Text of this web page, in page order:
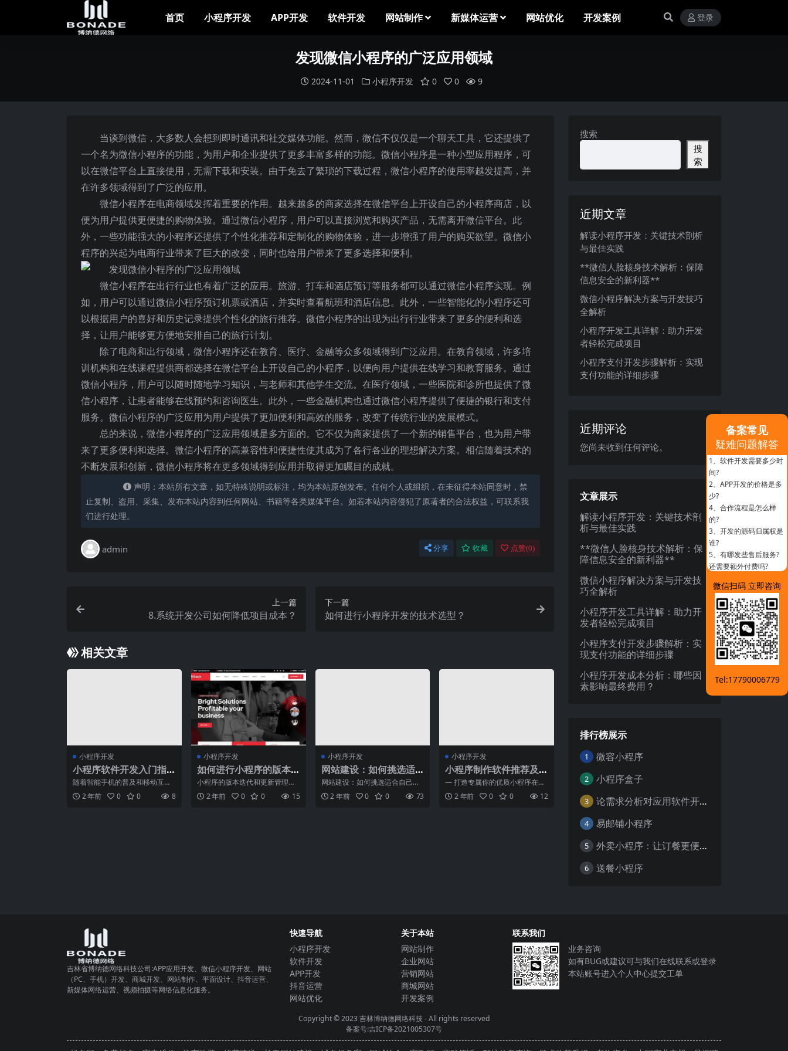
首页 小程序开发 APP开发 软件开发 网站制作 新媒体运营 网站优化 开发案例 登录
发现微信小程序的广泛应用领域
2024-11-01 小程序开发 0 0 9
当谈到微信，大多数人会想到即时通讯和社交媒体功能。然而，微信不仅仅是一个聊天工具，它还提供了
一个名为微信小程序的功能，为用户和企业提供了更多丰富多样的功能。微信小程序是一种小型应用程序，可
以在微信平台上直接使用，无需下载和安装。由于免去了繁琐的下载过程，微信小程序的使用率越发提高，并
在许多领域得到了广泛的应用。
微信小程序在电商领域发挥着重要的作用。越来越多的商家选择在微信平台上开设自己的小程序商店，以
便为用户提供更便捷的购物体验。通过微信小程序，用户可以直接浏览和购买产品，无需离开微信平台。此
外，一些功能强大的小程序还提供了个性化推荐和定制化的购物体验，进一步增强了用户的购买欲望。微信小
程序的兴起为电商行业带来了巨大的改变，同时也给用户带来了更多选择和便利。
微信小程序在出行行业也有着广泛的应用。旅游、打车和酒店预订等服务都可以通过微信小程序实现。例
如，用户可以通过微信小程序预订机票或酒店，并实时查看航班和酒店信息。此外，一些智能化的小程序还可
以根据用户的喜好和历史记录提供个性化的旅行推荐。微信小程序的出现为出行行业带来了更多的便利和选
择，让用户能够更方便地安排自己的旅行计划。
除了电商和出行领域，微信小程序还在教育、医疗、金融等众多领域得到广泛应用。在教育领域，许多培
训机构和在线课程提供商都选择在微信平台上开设自己的小程序，以便向用户提供在线学习和教育服务。通过
微信小程序，用户可以随时随地学习知识，与老师和其他学生交流。在医疗领域，一些医院和诊所也提供了微
信小程序，让患者能够在线预约和咨询医生。此外，一些金融机构也通过微信小程序提供了便捷的银行和支付
服务。微信小程序的广泛应用为用户提供了更加便利和高效的服务，改变了传统行业的发展模式。
总的来说，微信小程序的广泛应用领域是多方面的。它不仅为商家提供了一个新的销售平台，也为用户带
来了更多便利和选择。微信小程序的高兼容性和便捷性使其成为了各行各业的理想解决方案。相信随着技术的
不断发展和创新，微信小程序将在更多领域得到应用并取得更加瞩目的成就。
声明：本站所有文章，如无特殊说明或标注，均为本站原创发布。任何个人或组织，在未征得本站同意时，禁
止复制、盗用、采集、发布本站内容到任何网站、书籍等各类媒体平台。如若本站内容侵犯了原著者的合法权益，可联系我
们进行处理。
admin 分享 收藏 点赞(0)
上一篇
8.系统开发公司如何降低项目成本？
下一篇
如何进行小程序开发的技术选型？
相关文章
小程序开发
小程序软件开发入门指
南
随着智能手机的普及和移动互联
网的发展，小程序已经成为了人
们日常生活中不可或缺的一
2 年前 0 0 8
小程序开发
如何进行小程序的版本
迭代和更新管理
小程序的版本迭代和更新管理如
今，小程序已经成为了移动互联
网时代的一种重要应用形式
2 年前 0 0 15
小程序开发
网站建设：如何挑选适
合自己的公司？
网站建设：如何挑选适合自己的
公司？随着互联网的高速发展，
越来越多的企业和个人意识
2 年前 0 0 73
小程序开发
小程序制作软件推荐及
使用方法
— 打造专属你的优质小程序在移
动互联网时代，小程序已成为企
业和个人展示与推广的重
2 年前 0 0 12
搜索
搜
索
近期文章
解读小程序开发：关键技术剖析
与最佳实践
**微信人脸核身技术解析：保障
信息安全的新利器**
微信小程序解决方案与开发技巧
全解析
小程序开发工具详解：助力开发
者轻松完成项目
小程序支付开发步骤解析：实现
支付功能的详细步骤
近期评论
您尚未收到任何评论。
文章展示
解读小程序开发：关键技术剖
析与最佳实践
**微信人脸核身技术解析：保
障信息安全的新利器**
微信小程序解决方案与开发技
巧全解析
小程序开发工具详解：助力开
发者轻松完成项目
小程序支付开发步骤解析：实
现支付功能的详细步骤
小程序开发成本分析：哪些因
素影响最终费用？
排行榜展示
1 微容小程序
2 小程序盒子
3 论需求分析对应用软件开发的重要性
4 易邮铺小程序
5 外卖小程序：让订餐更便捷，吃货的福音
6 送餐小程序
吉林省博纳德网络科技公司:APP应用开发、微信小程序开发、网站
（PC、手机）开发、商城开发、网站制作、平面设计、抖音运营、
新媒体网络运营、视频拍摄等网络信息化服务。
快速导航
小程序开发
软件开发
APP开发
抖音运营
网站优化
关于本站
网站制作
企业网站
营销网站
商城网站
开发案例
联系我们
业务咨询
如有BUG或建议可与我们在线联系或登录
本站账号进入个人中心提交工单
Copyright © 2023吉林博纳德网络科技- All rights reserved
备案号:吉ICP备2021005307号
备案常见
疑难问题解答
1、 软件开发需要多少时
间?
2、 APP开发的价格是多
少?
4、 合作流程是怎么样
的?
3、 开发的源码归属权是
谁?
5、 有哪发些售后服务?
还需要额外付费吗?
微信扫码 立即咨询
Tel:17790006779